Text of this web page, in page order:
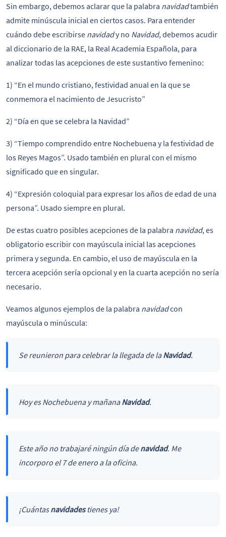
Sin embargo, debemos aclarar que la palabra navidadtambién
admite minúscula inicial en ciertos casos. Para entender
cuándo debe escribirse navidady no Navidad, debemos acudir
al diccionario de la RAE, la Real Academia Española, para
analizar todas las acepciones de este sustantivo femenino:
1) “En el mundo cristiano, festividad anual en la que se
conmemora el nacimiento de Jesucristo”
2) “Día en que se celebra la Navidad”
3) “Tiempo comprendido entre Nochebuena y la festividad de
los Reyes Magos”. Usado también en plural con el mismo
significado que en singular.
4) “Expresión coloquial para expresar los años de edad de una
persona”. Usado siempre en plural.
De estas cuatro posibles acepciones de la palabra navidad, es
obligatorio escribir con mayúscula inicial las acepciones
primera y segunda. En cambio, el uso de mayúscula en la
tercera acepción sería opcional y en la cuarta acepción no sería
necesario.
Veamos algunos ejemplos de la palabra navidadcon
mayúscula o minúscula:
Se reunieron para celebrar la llegada de laNavidad.
Hoy es Nochebuena y mañanaNavidad.
Este año no trabajaré ningún día denavidad. Me
incorporo el 7 de enero a la oficina.
¡Cuántasnavidadestienes ya!